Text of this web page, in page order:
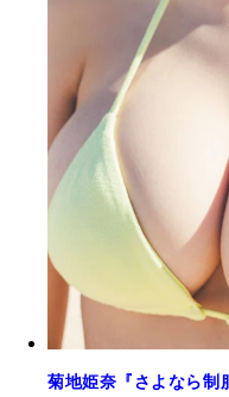
菊地姫奈『さよなら制